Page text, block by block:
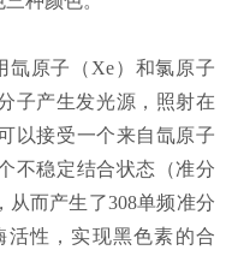
原子（Xe）和氯原子
子产生发光源，照射在
以接受一个来自氙原子
不稳定结合状态（准分
而产生了308单频准分
性，实现黑色素的合